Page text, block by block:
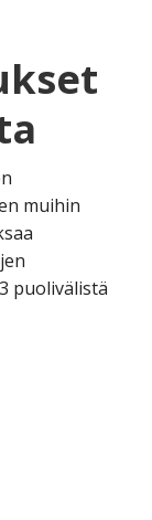
muihin
puolivälistä